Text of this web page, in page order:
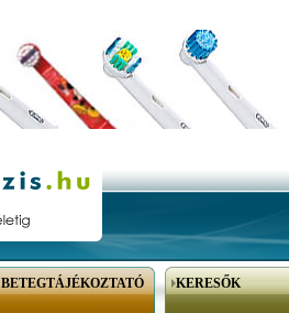
BETEGTÁJÉKOZTATÓ KERESŐK